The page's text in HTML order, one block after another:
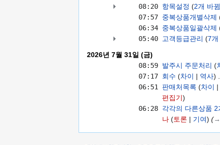
08:20 항목설정
2개 바뀜
07:57 중복상품개별삭제
06:34 중복상품일괄삭제
05:40
고객등급관리 7개
2026년 7월 31일 (금)
08:59 발주시 주문처리
07:17 회수 차이
역사
06:51 판매처목록
차이
편집기
06:28 각각의 다른상품
나
토론 기여 →‎